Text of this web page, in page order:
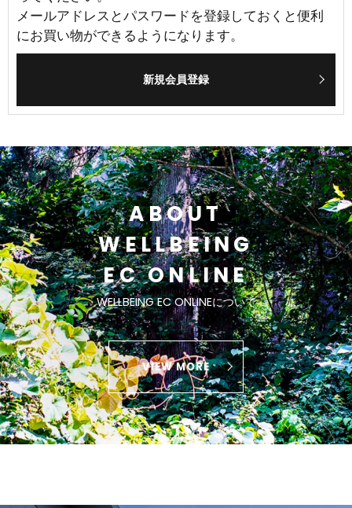
メールアドレスとパスワードを登録しておくと便利
にお買い物ができるようになります。
ABOUT
WELLBEING
EC ONLINE
WELLBEING EC ONLINEについて
VIEW MORE